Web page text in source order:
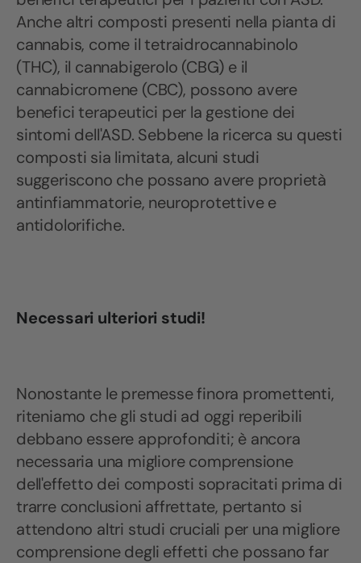
Anche altri composti presenti nella pianta di
cannabis, come il tetraidrocannabinolo
(THC), il cannabigerolo (CBG) e il
cannabicromene (CBC), possono avere
benefici terapeutici per la gestione dei
sintomi dell'ASD. Sebbene la ricerca su questi
composti sia limitata, alcuni studi
suggeriscono che possano avere proprietà
antinfiammatorie, neuroprotettive e
antidolorifiche.
Necessari ulteriori studi!
Nonostante le premesse finora promettenti,
riteniamo che gli studi ad oggi reperibili
debbano essere approfonditi; è ancora
necessaria una migliore comprensione
dell'effetto dei composti sopracitati prima di
trarre conclusioni affrettate, pertanto si
attendono altri studi cruciali per una migliore
comprensione degli effetti che possano far